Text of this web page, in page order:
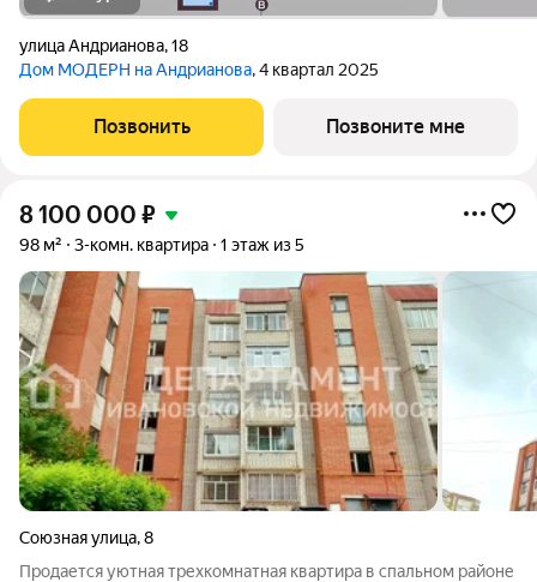
улица Андрианова,18
Дом МОДЕРН на Андрианова, 4 квартал 2025
Позвонить Позвоните мне
8 100 000 ₽
98 м² 3-комн. квартира 1 этаж из 5
Союзная улица,8
Продается уютная трехкомнатная квартира в спальном районе